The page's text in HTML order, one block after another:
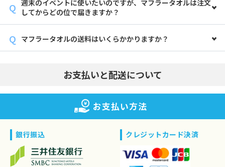
週末のイベントに使いたいのですが、マフラータオルは注文
してからどの位で届きますか？
マフラータオルの送料はいくらかかりますか？
お支払いと配送について
お支払い方法
銀行振込 クレジットカード決済